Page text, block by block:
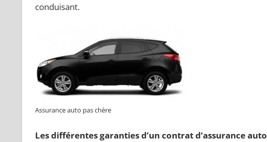
conduisant.
Assurance auto pas chère
Les différentes garanties d’un contrat d’assurance auto